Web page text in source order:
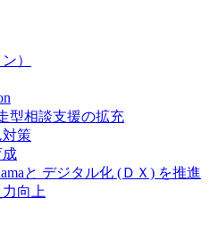
）
型相談支援の拡充
策
成
と デジタル化 (ＤＸ) を推進
向上